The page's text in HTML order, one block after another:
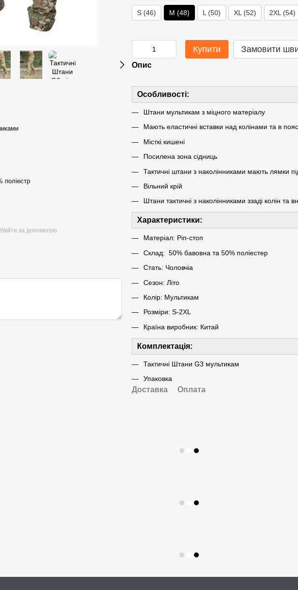
поліестр
Увійти за допомогою
S (46) M (48) L (50) XL (52) 2XL (54)
Купити Замовити
Опис
Особливості:
Штани мультикам з міцного матеріалу
Мають еластичні вставки над колінами та в
Місткі кишені
Посилена зона сідниць
Тактичні штани з наколінниками мають лямки
Вільний крій
Штани тактичні з наколінниками ззаді колін та
Характеристики:
Матеріал: Ріп-стоп
Склад: 50% бавовна та 50% поліестер
Стать: Чоловчіа
Сезон: Літо
Колір: Мультикам
Розміри: S-2XL
Країна виробник: Китай
Комплектація:
Тактичні Штани G3 мультикам
Упаковка
Доставка Оплата